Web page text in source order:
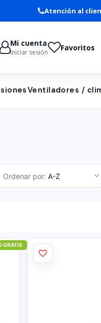
Atención al
Mi cuenta
Iniciar sesión Favoritos
Ventiladores /
Ordenar por: A-Z
GRATIS